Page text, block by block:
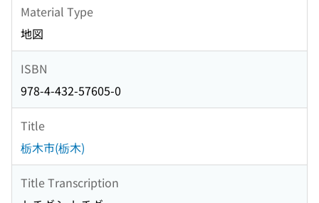
Material Type
地図
ISBN
978-4-432-57605-0
Title
栃木市(栃木)
Title Transcription